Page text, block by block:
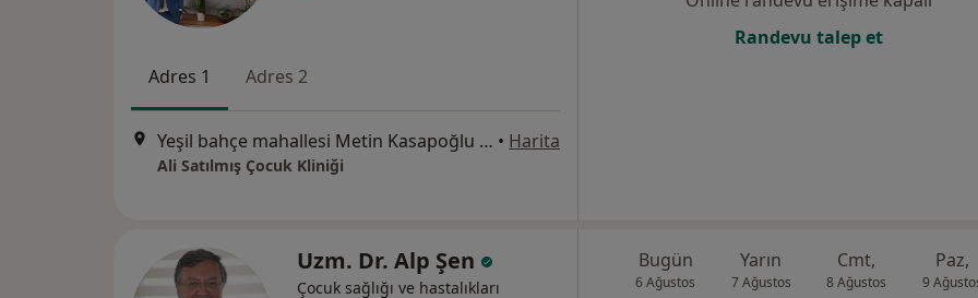
Adres 1 Adres 2
Yeşil bahçe mahallesi Metin Kasapoğlu Caddesi Ayhan Kadam İşhanı 48A/12, Antalya • Harita
Ali Satılmış Çocuk Kliniği
Randevu talep et
Uzm. Dr. Alp Şen
Çocuk sağlığı ve hastalıkları
Bugün
6 Ağustos
Yarın
7 Ağustos
Cmt,
8 Ağustos
Paz,
9